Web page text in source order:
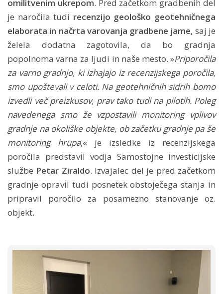
omilitvenim ukrepom. Pred začetkom gradbenih del
je naročila tudi recenzijo geološko geotehničnega
elaborata in načrta varovanja gradbene jame, saj je
želela dodatna zagotovila, da bo gradnja
popolnoma varna za ljudi in naše mesto. »Priporočila
za varno gradnjo, ki izhajajo iz recenzijskega poročila,
smo upoštevali v celoti. Na geotehničnih sidrih bomo
izvedli več preizkusov, prav tako tudi na pilotih. Poleg
navedenega smo že vzpostavili monitoring vplivov
gradnje na okoliške objekte, ob začetku gradnje pa še
monitoring hrupa,« je izsledke iz recenzijskega
poročila predstavil vodja Samostojne investicijske
službe Petar Ziraldo. Izvajalec del je pred začetkom
gradnje opravil tudi posnetek obstoječega stanja in
pripravil poročilo za posamezno stanovanje oz.
objekt.